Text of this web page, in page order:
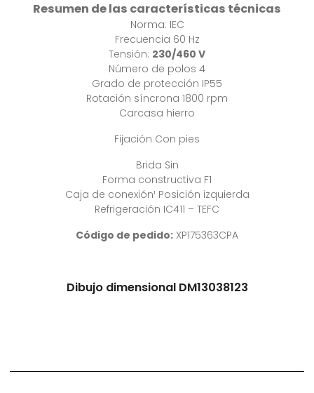
Resumen de las características técnicas
Norma: IEC
Frecuencia 60 Hz
Tensión: 230/460 V
Número de polos 4
Grado de protección IP55
Rotación síncrona 1800 rpm
Carcasa hierro
Fijación Con pies
Brida Sin
Forma constructiva F1
Caja de conexión¹ Posición izquierda
Refrigeración IC411 – TEFC
Código de pedido: XP175363CPA
Dibujo dimensional DM13038123